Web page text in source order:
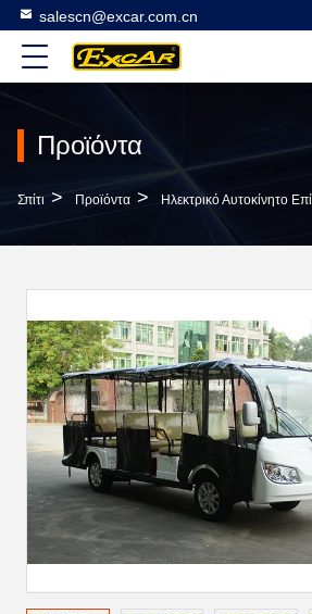
salescn@excar.com.cn
Προϊόντα
Σπίτι > Προϊόντα > Ηλεκτρικό Αυτοκίνητο